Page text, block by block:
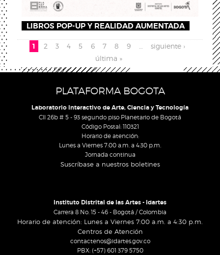
LIBROS POP-UP Y REALIDAD AUMENTADA
Pages
1 2 3 4 5 6 7 8 9
siguiente ›
última »
PLATAFORMA BOGOTA
Laboratorio Interactivo de Arte, Ciencia y Tecnología
Cll 26b # 5 - 93 segundo piso Planetario de Bogotá
Código Postal: 110321
Horario de atención:
Lunes a Viernes 7:00 a.m. a 4:30 p.m.
Jornada continua
Suscríbase a nuestros boletines
Instituto Distrital de las Artes - Idartes
Carrera 8 No. 15 - 46 - Bogotá / Colombia
Horario de atención: Lunes a Viernes 7:00 a.m. a 4:30 p.m.
Centros de Atención
contactenos@idartes.gov.co
PBX: (+57) 601 379 5750